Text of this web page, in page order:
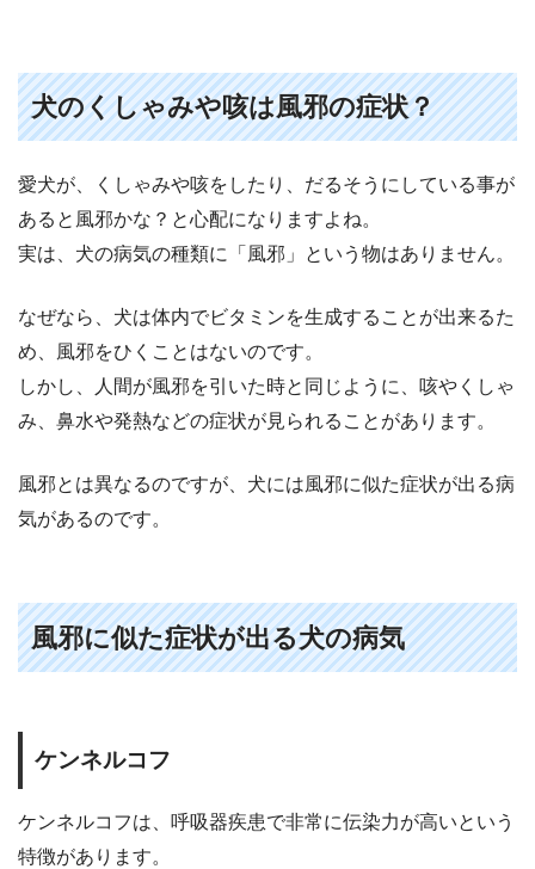
犬のくしゃみや咳は風邪の症状？
愛犬が、くしゃみや咳をしたり、だるそうにしている事が
あると風邪かな？と心配になりますよね。
実は、犬の病気の種類に「風邪」という物はありません。
なぜなら、犬は体内でビタミンを生成することが出来るた
め、風邪をひくことはないのです。
しかし、人間が風邪を引いた時と同じように、咳やくしゃ
み、鼻水や発熱などの症状が見られることがあります。
風邪とは異なるのですが、犬には風邪に似た症状が出る病
気があるのです。
風邪に似た症状が出る犬の病気
ケンネルコフ
ケンネルコフは、呼吸器疾患で非常に伝染力が高いという
特徴があります。